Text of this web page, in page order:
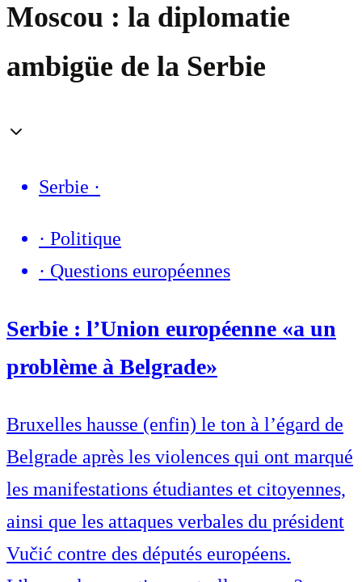
Moscou : la diplomatie
ambigüe de la Serbie
Serbie ·
· Politique
· Questions européennes
Serbie : l’Union européenne «a un
problème à Belgrade»
Bruxelles hausse (enfin) le ton à l’égard de
Belgrade après les violences qui ont marqué
les manifestations étudiantes et citoyennes,
ainsi que les attaques verbales du président
Vučić contre des députés européens.